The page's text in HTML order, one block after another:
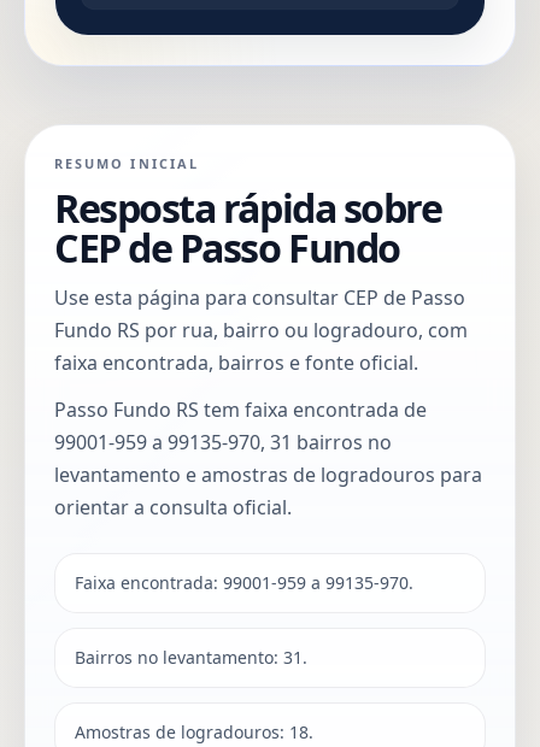
RESUMO INICIAL
Resposta rápida sobre
CEP de Passo Fundo
Use esta página para consultar CEP de Passo
Fundo RS por rua, bairro ou logradouro, com
faixa encontrada, bairros e fonte oficial.
Passo Fundo RS tem faixa encontrada de
99001-959 a 99135-970, 31 bairros no
levantamento e amostras de logradouros para
orientar a consulta oficial.
Faixa encontrada: 99001-959 a 99135-970.
Bairros no levantamento: 31.
Amostras de logradouros: 18.